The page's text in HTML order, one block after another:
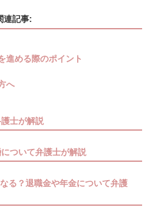
連記事:
進める際のポイント
へ
士が解説
ついて弁護士が解説
る？退職金や年金について弁護